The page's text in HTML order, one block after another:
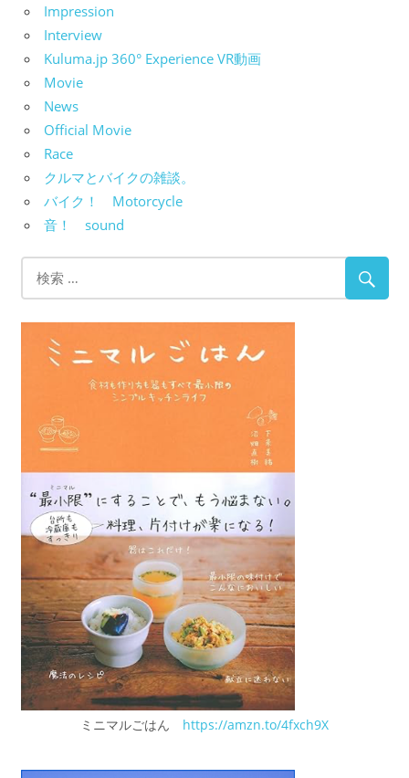
Impression
Interview
Kuluma.jp 360° Experience VR動画
Movie
News
Official Movie
Race
クルマとバイクの雑談。
バイク！ Motorcycle
音！ sound
ミニマルごはん https://amzn.to/4fxch9X